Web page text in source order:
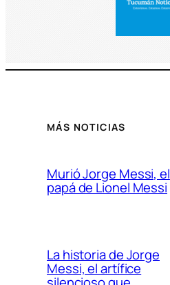
MÁS NOTICIAS
Murió Jorge Messi, el
papá de Lionel Messi
La historia de Jorge
Messi, el artífice